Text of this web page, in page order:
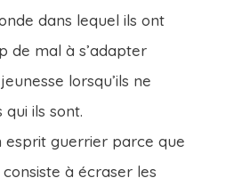
dans lequel ils ont
de mal à s’adapter
lorsqu’ils ne
ils sont.
esprit guerrier parce que
à écraser les